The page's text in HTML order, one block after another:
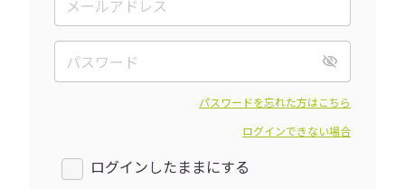
パスワードを忘れた方はこちら
ログインできない場合
ログインしたままにする